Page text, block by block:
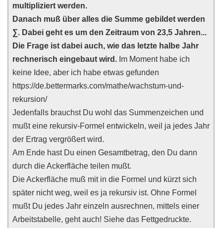
multipliziert werden.
Danach muß über alles die Summe gebildet werden
∑. Dabei geht es um den Zeitraum von 23,5 Jahren...
Die Frage ist dabei auch, wie das letzte halbe Jahr
rechnerisch eingebaut wird. Im Moment habe ich
keine Idee, aber ich habe etwas gefunden
https://de.bettermarks.com/mathe/wachstum-und-
rekursion/
Jedenfalls brauchst Du wohl das Summenzeichen und
mußt eine rekursiv-Formel entwickeln, weil ja jedes Jahr
der Ertrag vergrößert wird.
Am Ende hast Du einen Gesamtbetrag, den Du dann
durch die Ackerfläche teilen mußt.
Die Ackerfläche muß mit in die Formel und kürzt sich
später nicht weg, weil es ja rekursiv ist. Ohne Formel
mußt Du jedes Jahr einzeln ausrechnen, mittels einer
Arbeitstabelle, geht auch! Siehe das Fettgedruckte.